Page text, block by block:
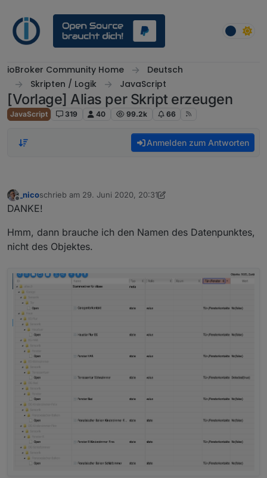
ioBroker Community Home
Deutsch
Skripten / Logik
JavaScript
[Vorlage] Alias per Skript erzeugen
JavaScript 319 40 99.2k 66
Anmelden zum Antworten
Offline
_nicoschrieb am 29. Juni 2020, 20:31
zuletzt editiert von _nico
DANKE!
Hmm, dann brauche ich den Namen des Datenpunktes,
nicht des Objektes.